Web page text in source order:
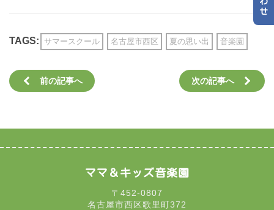
TAGS: サマースクール 名古屋市西区 夏の思い出 音楽園
前の記事へ 次の記事へ
ママ＆キッズ音楽園
〒452-0807
名古屋市西区歌里町372